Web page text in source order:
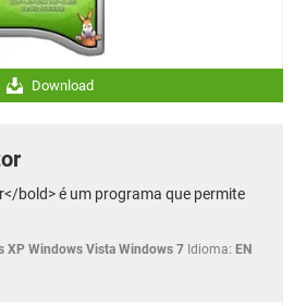
Download
bold> é um programa que permite
XP Windows Vista Windows 7 Idioma: EN